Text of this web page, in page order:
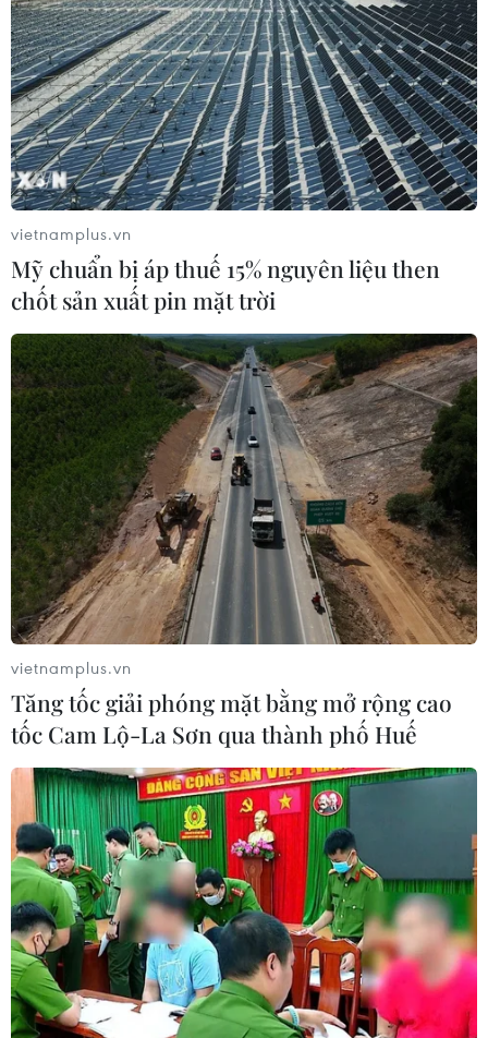
năm 2025 giảm 0,03%
08/04/2025 08:29
Theo nguồn Cục Thống kê, trong mức giảm 0,03% của
CPI tháng 3/2025 so với tháng trước, 3 nhóm hàng hóa
và dịch vụ có chỉ số giá giảm và 8 nhóm hàng có chỉ số
giá tăng.
vietnamplus.vn
Mỹ chuẩn bị áp thuế 15% nguyên liệu then
chốt sản xuất pin mặt trời
vietnamplus.vn
Tăng tốc giải phóng mặt bằng mở rộng cao
tốc Cam Lộ-La Sơn qua thành phố Huế